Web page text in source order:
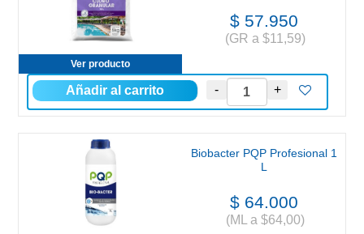
Ver producto
$ 57.950
(GR a $11,59)
Biobacter PQP Profesional 1
L
$ 64.000
(ML a $64,00)